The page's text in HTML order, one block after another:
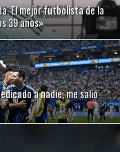
El mejor futbolista de la
39 años»
a nadie, me salió